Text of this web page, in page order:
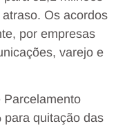
Os acordos
por empresas
varejo e
Parcelamento
para quitação das